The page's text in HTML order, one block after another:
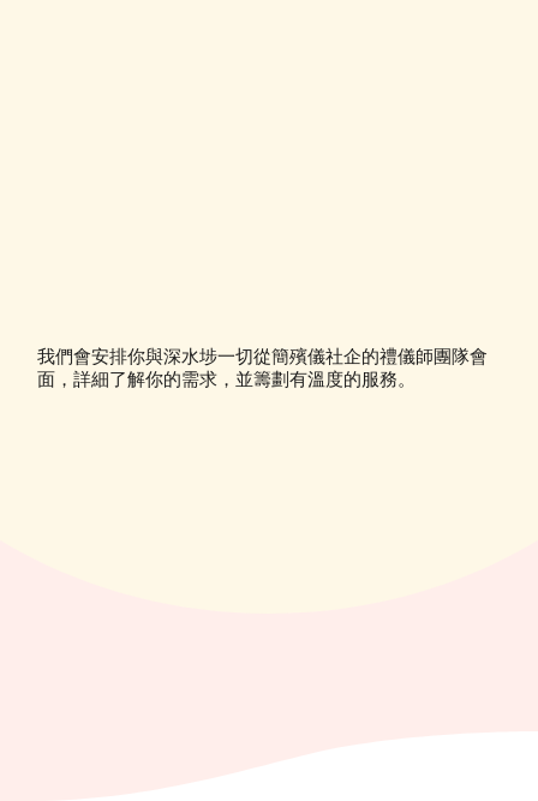
我們會安排你與深水埗一切從簡殯儀社企的禮儀師團隊會
面，詳細了解你的需求，並籌劃有溫度的服務。